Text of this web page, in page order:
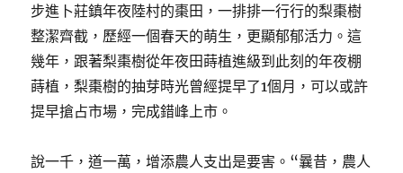
步進卜莊鎮年夜陸村的棗田，一排排一行行的梨棗樹
整潔齊截，歷經一個春天的萌生，更顯郁郁活力。這
幾年，跟著梨棗樹從年夜田蒔植進級到此刻的年夜棚
蒔植，梨棗樹的抽芽時光曾經提早了1個月，可以或許
提早搶占市場，完成錯峰上市。
說一千，道一萬，增添農人支出是要害。“曩昔，農人